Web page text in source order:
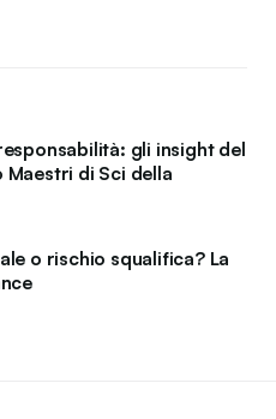
gli insight del
di Sci della
o rischio squalifica? La